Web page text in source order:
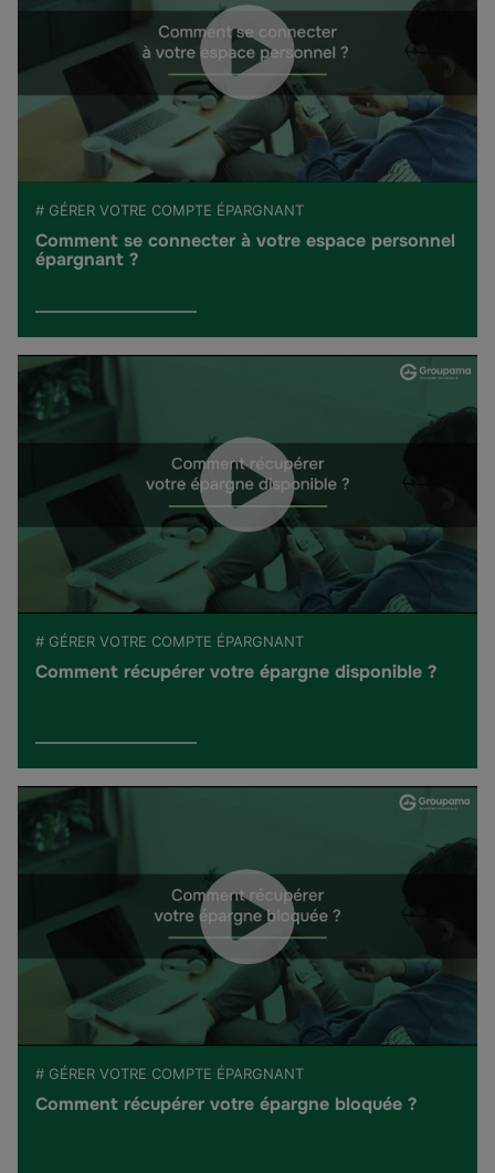
# GÉRER VOTRE COMPTE ÉPARGNANT
Comment se connecter à votre espace personnel
épargnant ?
# GÉRER VOTRE COMPTE ÉPARGNANT
Comment récupérer votre épargne disponible ?
# GÉRER VOTRE COMPTE ÉPARGNANT
Comment récupérer votre épargne bloquée ?